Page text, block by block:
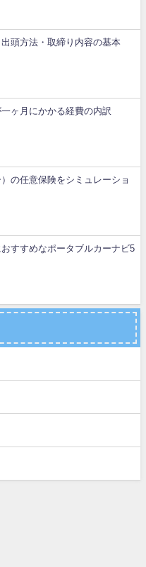
頭方法・取締り内容の基本
ヶ月にかかる経費の内訳
の任意保険をシミュレーショ
すすめなポータブルカーナビ5